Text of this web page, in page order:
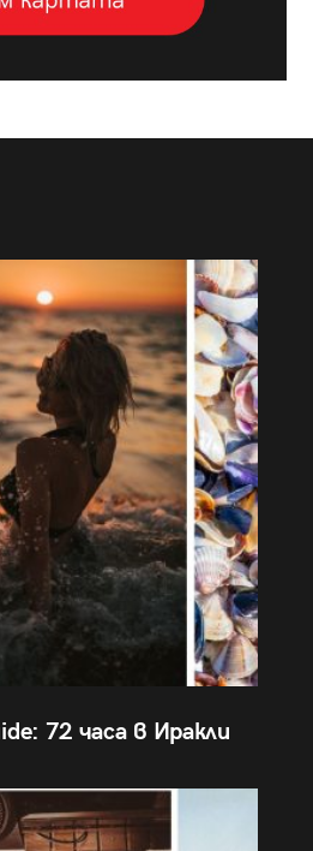
72 часа в Иракли